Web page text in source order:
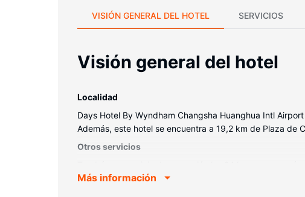
VISIÓN GENERAL DEL HOTEL SERVICIOS
Visión general del hotel
Localidad
Days Hotel By Wyndham Changsha Huanghua Intl
Además, este hotel se encuentra a 19,2 km de Plaza de
Otros servicios
Más información